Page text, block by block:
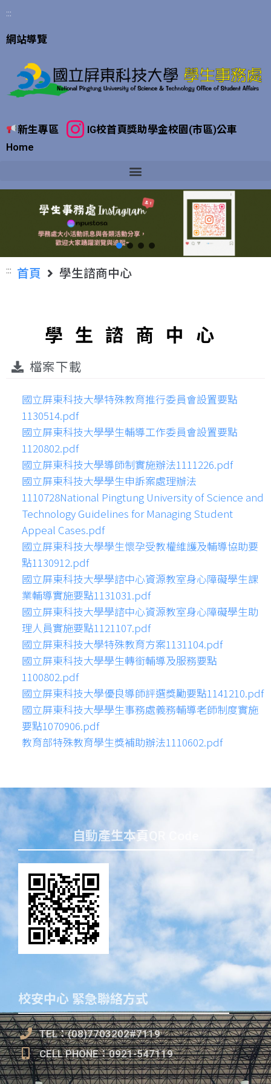
:::
網站導覽
新生專區 IG校首頁獎助學金校園(市區)公車
Home
::: 首頁 學生諮商中心
學生諮商中心
檔案下載
國立屏東科技大學特殊教育推行委員會設置要點
1130514.pdf
國立屏東科技大學學生輔導工作委員會設置要點
1120802.pdf
國立屏東科技大學導師制實施辦法1111226.pdf
國立屏東科技大學學生申訴案處理辦法
1110728National Pingtung University of Science and
Technology Guidelines for Managing Student
Appeal Cases.pdf
國立屏東科技大學學生懷孕受教權維護及輔導協助要
點1130912.pdf
國立屏東科技大學學諮中心資源教室身心障礙學生課
業輔導實施要點1131031.pdf
國立屏東科技大學學諮中心資源教室身心障礙學生助
理人員實施要點1121107.pdf
國立屏東科技大學特殊教育方案1131104.pdf
國立屏東科技大學學生轉銜輔導及服務要點
1100802.pdf
國立屏東科技大學優良導師評選獎勵要點1141210.pdf
國立屏東科技大學學生事務處義務輔導老師制度實施
要點1070906.pdf
教育部特殊教育學生獎補助辦法1110602.pdf
校安中心 緊急聯絡方式
TEL：(08)7703202#7119
CELL PHONE：0921-547119
自動產生本頁QR Code